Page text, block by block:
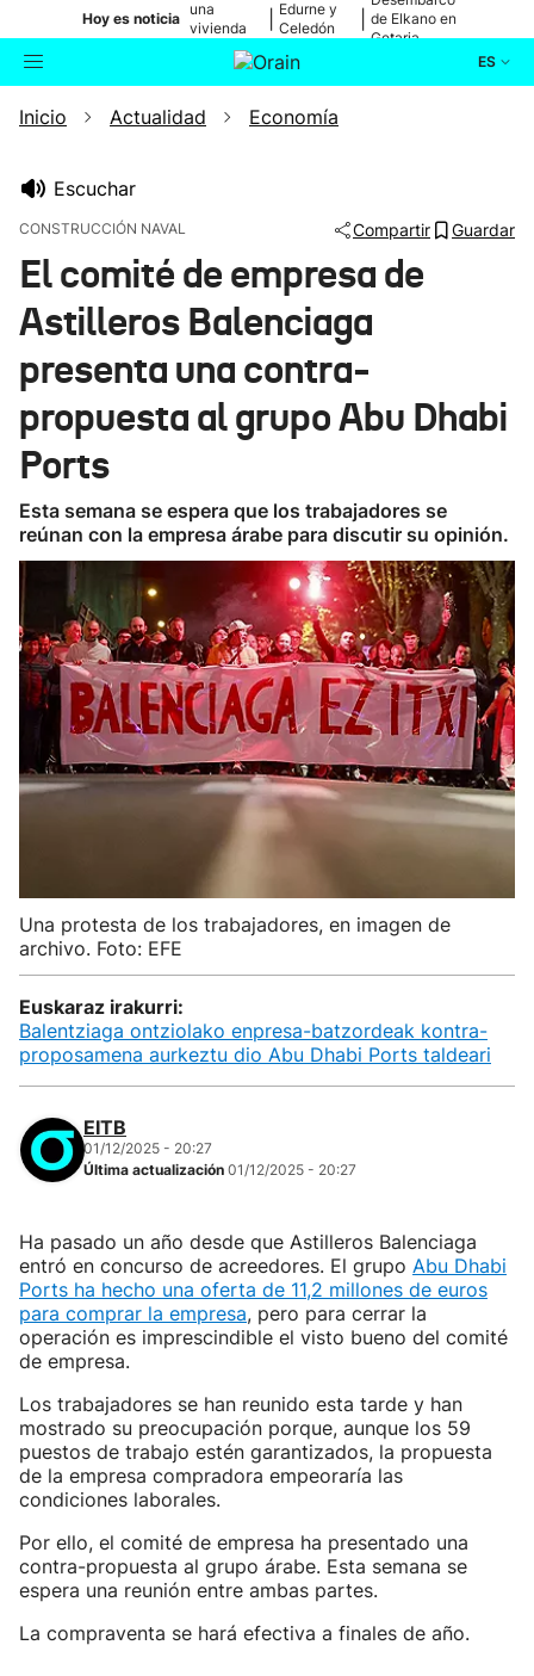
Hoy es noticia
una
vivienda
de Bilbao
Edurne y
Celedón
de Elkano en
Getaria
ES
Buscador Actualidad
Ikusmiran
Eguraldia
Inicio Actualidad Economía
Escuchar
CONSTRUCCIÓN NAVAL Compartir Guardar
El comité de empresa de
Astilleros Balenciaga
presenta una contra-
propuesta al grupo Abu Dhabi
Ports
Esta semana se espera que los trabajadores se
reúnan con la empresa árabe para discutir su opinión.
Una protesta de los trabajadores, en imagen de
archivo. Foto: EFE
Euskaraz irakurri:
Balentziaga ontziolako enpresa-batzordeak kontra-
proposamena aurkeztu dio Abu Dhabi Ports taldeari
EITB
01/12/2025 - 20:27
Última actualización 01/12/2025 - 20:27
Ha pasado un año desde que Astilleros Balenciaga
entró en concurso de acreedores. El grupo Abu Dhabi
Ports ha hecho una oferta de 11,2 millones de euros
para comprar la empresa, pero para cerrar la
operación es imprescindible el visto bueno del comité
de empresa.
Los trabajadores se han reunido esta tarde y han
mostrado su preocupación porque, aunque los 59
puestos de trabajo estén garantizados, la propuesta
de la empresa compradora empeoraría las
condiciones laborales.
Por ello, el comité de empresa ha presentado una
contra-propuesta al grupo árabe. Esta semana se
espera una reunión entre ambas partes.
La compraventa se hará efectiva a finales de año.